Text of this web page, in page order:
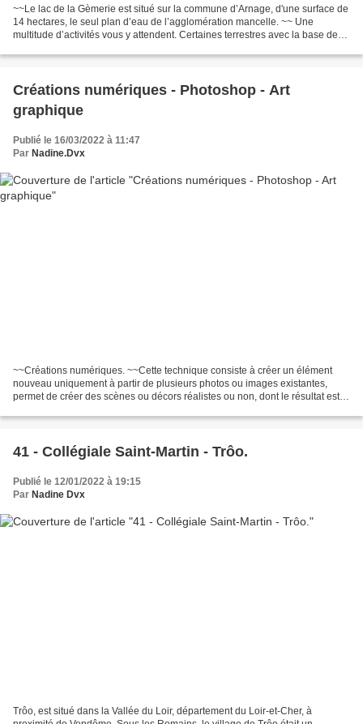
~~Le lac de la Gèmerie est situé sur la commune d’Arnage, d'une surface de
14 hectares, le seul plan d’eau de l’agglomération mancelle. ~~ Une
multitude d’activités vous y attendent. Certaines terrestres avec la base de
Créations numériques - Photoshop - Art
graphique
Publié le 16/03/2022 à 11:47
Par Nadine.Dvx
~~Créations numériques. ~~Cette technique consiste à créer un élément
nouveau uniquement à partir de plusieurs photos ou images existantes,
permet de créer des scènes ou décors réalistes ou non, dont le résultat est
41 - Collégiale Saint-Martin - Trôo.
Publié le 12/01/2022 à 19:15
Par Nadine Dvx
Trôo, est situé dans la Vallée du Loir, département du Loir-et-Cher, à